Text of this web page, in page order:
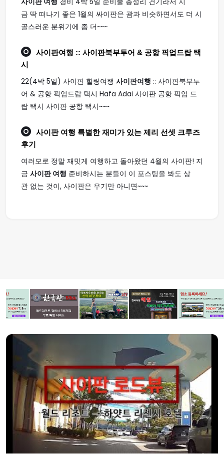
금 딱 떠나기 좋은 1월의 싸이판은 괌과 비슷하면서도 더 시
골스러운 분위기에 좀 더~~~
사이판여행 :: 사이판북부투어 & 공항 픽업드랍 택
시
22(4박 5일) 사이판 힐링여행 사이판여행 :: 사이판북부투
어 & 공항 픽업드랍 택시 Hafa Adai 사이판 공항 픽업 드
랍 택시 사이판 공항 택시~~~
사이판 여행 특별한 재미가 있는 제리 선셋 크루즈
후기
여러모로 정말 재밋게 여행하고 돌아왔던 4월의 사이판! 지
금 사이판 여행 준비하시는 분들이 이 포스팅을 봐도 상
관 없는 것이, 사이판은 우기만 아니면~~~